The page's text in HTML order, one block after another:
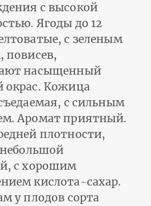
с высокой
Ягоды до 12
с зеленым
повисев,
насыщенный
окрас. Кожица
с сильным
Аромат приятный.
плотности,
с хорошим
кислота-сахар.
у плодов сорта